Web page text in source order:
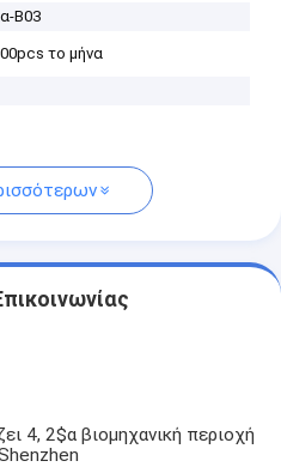
B03
το μήνα
4, 2$α βιομηχανική περιοχή